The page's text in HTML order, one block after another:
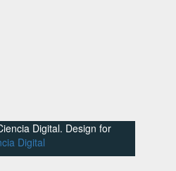
Digital. Design for
Digital